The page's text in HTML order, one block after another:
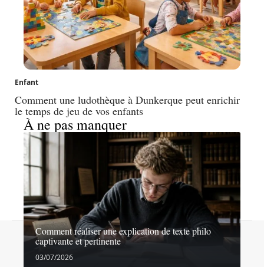
Enfant
Comment une ludothèque à Dunkerque peut enrichir
le temps de jeu de vos enfants
À ne pas manquer
Comment réaliser une explication de texte philo
captivante et pertinente
03/07/2026
Contact Mentions légales Sitemap